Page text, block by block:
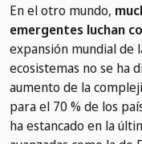
En el otro mundo,
emergentes luchan
expansión mundial de
ecosistemas no se ha
aumento de la
para el 70 % de los
ha estancado en la